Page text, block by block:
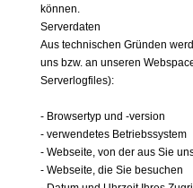
können.
Serverdaten
Aus technischen Gründen
uns bzw. an unseren
Serverlogfiles):
- Browsertyp und -version
- verwendetes Betriebssystem
- Webseite, von der aus Sie
- Webseite, die Sie besuchen